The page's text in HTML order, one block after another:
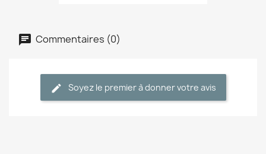
Commentaires (0)
Soyez le premier à donner votre avis